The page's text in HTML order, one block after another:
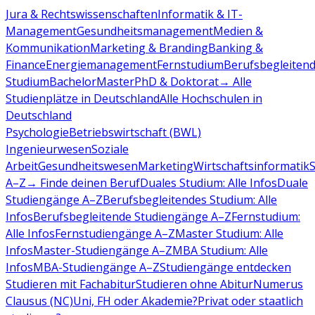
Jura & RechtswissenschaftenInformatik & IT-
ManagementGesundheitsmanagementMedien &
KommunikationMarketing & BrandingBanking &
FinanceEnergiemanagementFernstudiumBerufsbegleitend
StudiumBachelorMasterPhD & Doktorat→ Alle
Studienplätze in DeutschlandAlle Hochschulen in
Deutschland
PsychologieBetriebswirtschaft (BWL)
IngenieurwesenSoziale
ArbeitGesundheitswesenMarketingWirtschaftsinformatik
A–Z→ Finde deinen BerufDuales Studium: Alle InfosDuale
Studiengänge A–ZBerufsbegleitendes Studium: Alle
InfosBerufsbegleitende Studiengänge A–ZFernstudium:
Alle InfosFernstudiengänge A–ZMaster Studium: Alle
InfosMaster-Studiengänge A–ZMBA Studium: Alle
InfosMBA-Studiengänge A–ZStudiengänge entdecken
Studieren mit FachabiturStudieren ohne AbiturNumerus
Clausus (NC)Uni, FH oder Akademie?Privat oder staatlich